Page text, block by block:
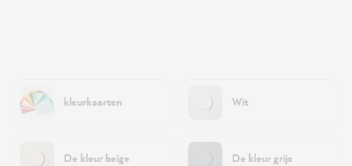
kleurkaarten Wit
De kleur beige De kleur grijs